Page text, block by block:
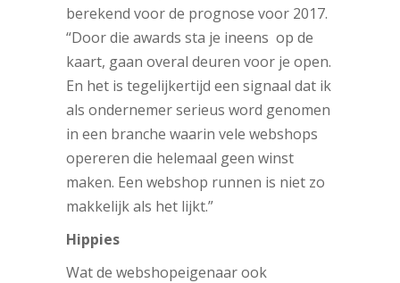
berekend voor de prognose voor 2017.
“Door die awards sta je ineens op de
kaart, gaan overal deuren voor je open.
En het is tegelijkertijd een signaal dat ik
als ondernemer serieus word genomen
in een branche waarin vele webshops
opereren die helemaal geen winst
maken. Een webshop runnen is niet zo
makkelijk als het lijkt.”
Hippies
Wat de webshopeigenaar ook